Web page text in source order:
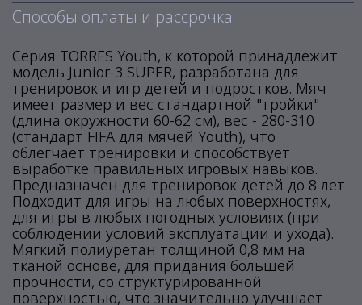
Способы оплаты и рассрочка
Серия TORRES Youth, к которой принадлежит
модель Junior-3 SUPER, разработана для
тренировок и игр детей и подростков. Мяч
имеет размер и вес стандартной "тройки"
(длина окружности 60-62 см), вес - 280-310
(стандарт FIFA для мячей Youth), что
облегчает тренировки и способствует
выработке правильных игровых навыков.
Предназначен для тренировок детей до 8 лет.
Подходит для игры на любых поверхностях,
для игры в любых погодных условиях (при
соблюдении условий эксплуатации и ухода).
Мягкий полиуретан толщиной 0,8 мм на
тканой основе, для придания большей
прочности, со структурированной
поверхностью, что значительно улучшает